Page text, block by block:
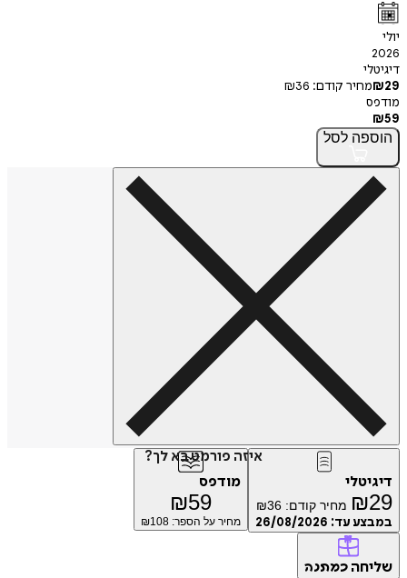
קודם:
₪36
לסל
איזה פורמט בא לך?
₪ מחיר קודם: ₪36
עד:26/08/2026
מודפס
₪
מחיר על הספר: ₪108
כמתנה